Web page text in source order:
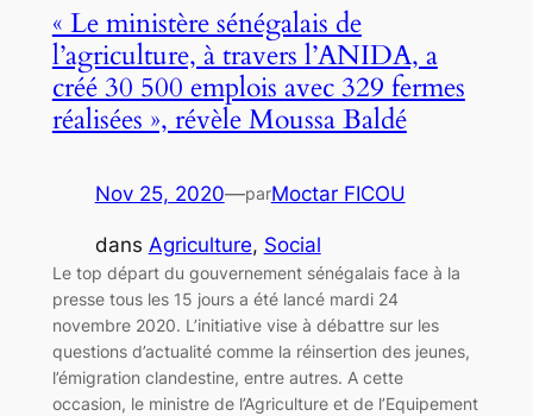
« Le ministère sénégalais de
l’agriculture, à travers l’ANIDA, a
créé 30 500 emplois avec 329 fermes
réalisées », révèle Moussa Baldé
Nov 25, 2020—parMoctar FICOU
dans Agriculture, Social
Le top départ du gouvernement sénégalais face à la
presse tous les 15 jours a été lancé mardi 24
novembre 2020. L’initiative vise à débattre sur les
questions d’actualité comme la réinsertion des jeunes,
l’émigration clandestine, entre autres. A cette
occasion, le ministre de l’Agriculture et de l’Equipement